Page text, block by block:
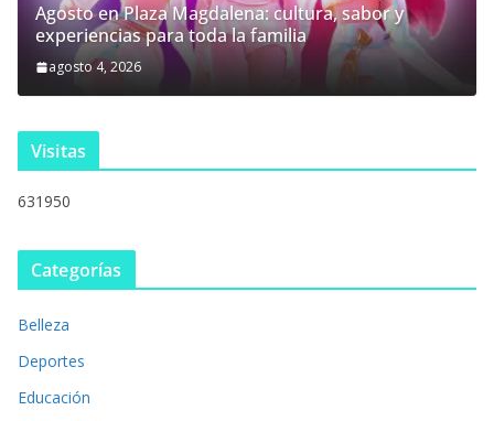
Agosto en Plaza Magdalena: cultura, sabor y
experiencias para toda la familia
agosto 4, 2026
Visitas
631950
Categorías
Belleza
Deportes
Educación